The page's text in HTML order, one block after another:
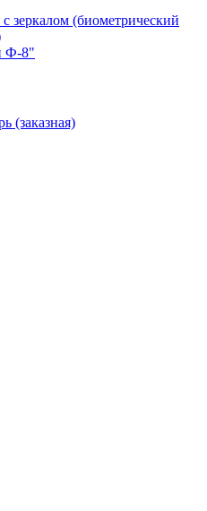
зеркалом (биометрический
Ф-8"
(заказная)